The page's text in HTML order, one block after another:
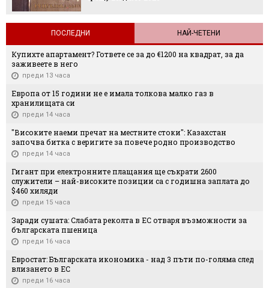
ПОСЛЕДНИ НАЙ-ЧЕТЕНИ
Купихте апартамент? Гответе се за до €1200 на квадрат, за да
заживеете в него
преди 13 часа
Европа от 15 години не е имала толкова малко газ в
хранилищата си
преди 14 часа
"Високите наеми пречат на местните стоки": Казахстан
започва битка с веригите за повече родно производство
преди 14 часа
Гигант при електронните плащания ще съкрати 2600
служители – най-високите позиции са с годишна заплата до
$460 хиляди
преди 15 часа
Заради сушата: Слабата реколта в ЕС отваря възможности за
българската пшеница
преди 16 часа
Евростат: Българската икономика - над 3 пъти по-голяма след
влизането в ЕС
преди 16 часа